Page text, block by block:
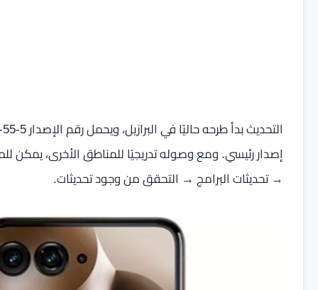
إصدار رئيسي. ومع وصوله تدريجيًا للمناطق الأخرى، يمكن
→ تحديثات البرامج → التحقق من وجود تحديثات.